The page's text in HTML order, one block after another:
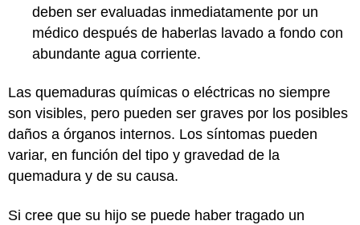
deben ser evaluadas inmediatamente por un
médico después de haberlas lavado a fondo con
abundante agua corriente.
Las quemaduras químicas o eléctricas no siempre
son visibles, pero pueden ser graves por los posibles
daños a órganos internos. Los síntomas pueden
variar, en función del tipo y gravedad de la
quemadura y de su causa.
Si cree que su hijo se puede haber tragado un